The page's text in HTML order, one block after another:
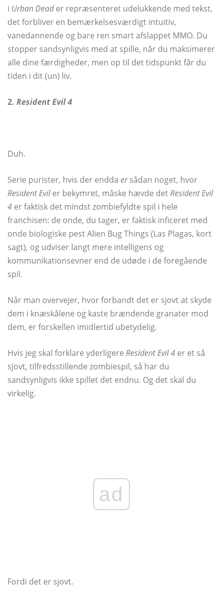
i Urban Deader repræsenteret udelukkende med tekst,
det forbliver en bemærkelsesværdigt intuitiv,
vanedannende og bare ren smart afslappet MMO. Du
stopper sandsynligvis med at spille, når du maksimerer
alle dine færdigheder, men op til det tidspunkt får du
tiden i dit (un) liv.
2. Resident Evil 4
Duh.
Serie purister, hvis der endda ersådan noget, hvor
Resident Eviler bekymret, måske hævde detResident Evil
4 er faktisk det mindst zombiefyldte spil i hele
franchisen: de onde, du tager, er faktisk inficeret med
onde biologiske pest Alien Bug Things (Las Plagas, kort
sagt), og udviser langt mere intelligens og
kommunikationsevner end de udøde i de foregående
spil.
Når man overvejer, hvor forbandt det er sjovt at skyde
dem i knæskålene og kaste brændende granater mod
dem, er forskellen imidlertid ubetydelig.
Hvis jeg skal forklare yderligere Resident Evil 4 er et så
sjovt, tilfredsstillende zombiespil, så har du
sandsynligvis ikke spillet det endnu. Og det skal du
virkelig.
ad
Fordi det er sjovt.